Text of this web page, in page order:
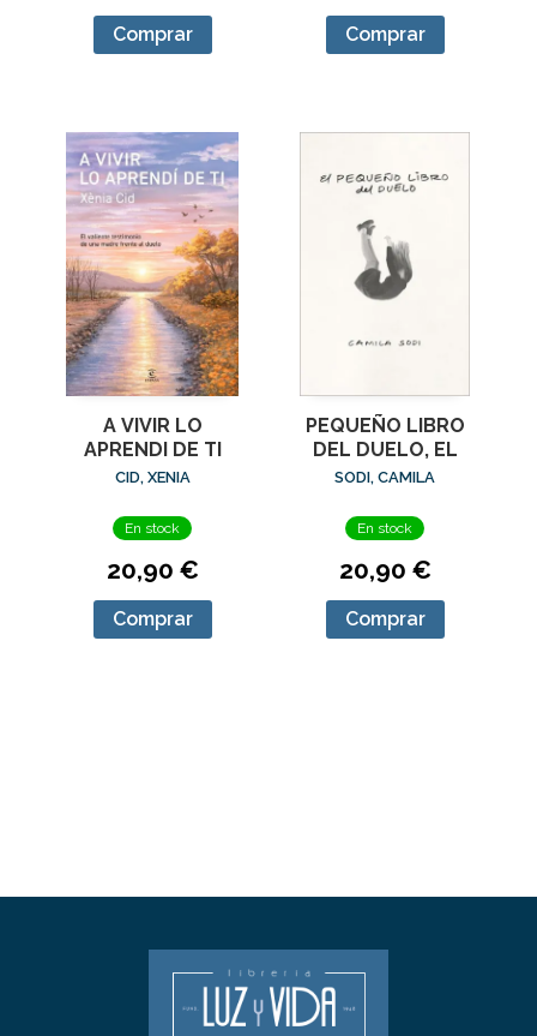
Comprar Comprar
A VIVIR LO
APRENDI DE TI
CID, XENIA
En stock
20,90 €
Comprar
PEQUEÑO LIBRO
DEL DUELO, EL
SODI, CAMILA
En stock
20,90 €
Comprar